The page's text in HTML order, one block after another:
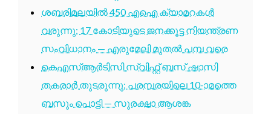
ശബരിമലയിൽ 450 എഐ ക്യാമറകൾ
വരുന്നു; 17 കോടിയുടെ ജനക്കൂട്ട നിയന്ത്രണ
സംവിധാനം — എരുമേലി മുതൽ പമ്പ വരെ
കെഎസ്ആർടിസി സ്വിഫ്റ്റ് ബസ് ഷാസി
തകരാർ തുടരുന്നു; പരമ്പരയിലെ 10-ാമത്തെ
ബസും പൊട്ടി — സുരക്ഷാ ആശങ്ക